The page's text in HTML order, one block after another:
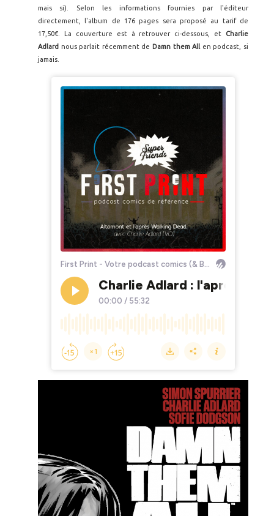
mais si). Selon les informations fournies par l'éditeur
directement, l'album de 176 pages sera proposé au tarif de
17,50€. La couverture est à retrouver ci-dessous, et Charlie
Adlard nous parlait récemment de Damn them All en podcast, si
jamais.